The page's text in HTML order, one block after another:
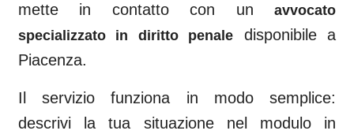
mette in contatto con un
avvocato
specializzato in diritto penale
disponibile a
Piacenza.
Il servizio funziona in modo semplice:
descrivi la tua situazione nel modulo in